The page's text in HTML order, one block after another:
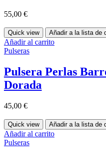
55,00 €
Quick view Añadir a la lista de
Añadir al carrito
Pulseras
Pulsera Perlas
Dorada
45,00 €
Quick view Añadir a la lista de
Añadir al carrito
Pulseras